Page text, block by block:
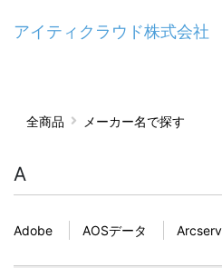
アイティクラウド株式会社
全商品 メーカー名で探す
A
Adobe AOSデータ